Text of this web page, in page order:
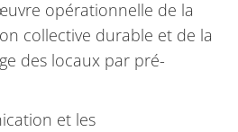
opérationnelle de la
collective durable et de la
des locaux par pré-
et les